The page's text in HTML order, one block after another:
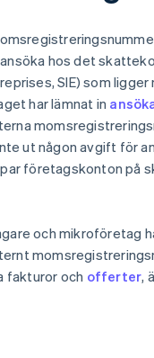
hos det
SIE) som
har lämnat in
ut någon avgift för
företagskonton på
och mikroföretag
fakturor och offerter,